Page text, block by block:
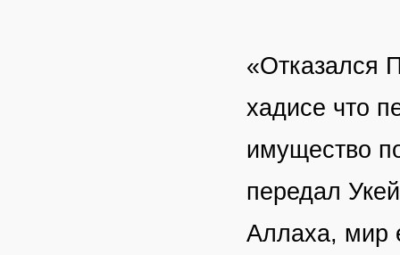
«Отказался
хадисе что
имущество
передал
Аллаха, мир